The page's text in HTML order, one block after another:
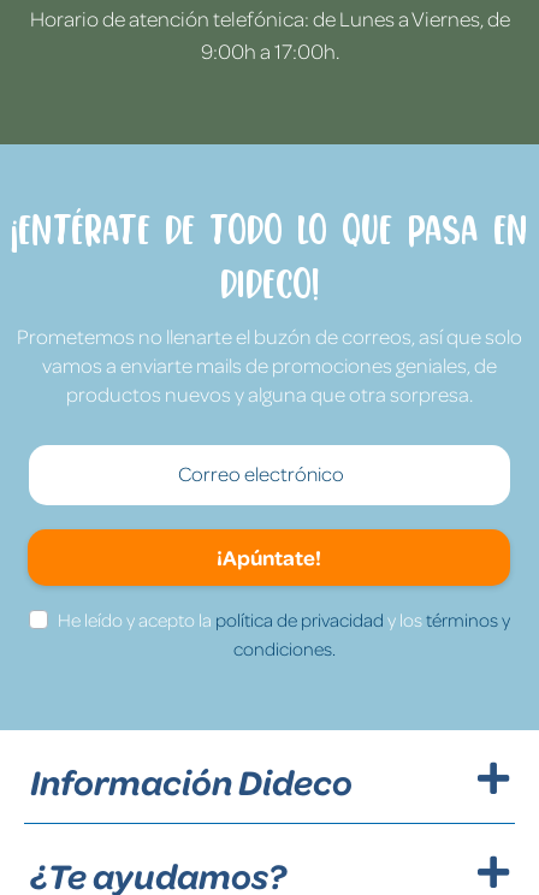
Horario de atención telefónica: de Lunes a Viernes, de
9:00h a 17:00h.
¡Entérate de todo lo que pasa en
Dideco!
Prometemos no llenarte el buzón de correos, así que solo
vamos a enviarte mails de promociones geniales, de
productos nuevos y alguna que otra sorpresa.
¡Apúntate!
He leído y acepto la política de privacidad y lostérminos y
condiciones.
Información Dideco
¿Te ayudamos?